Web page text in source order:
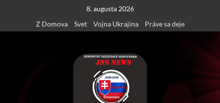
content
8. augusta 2026
Z Domova
Svet Vojna Ukrajina Práve sa deje